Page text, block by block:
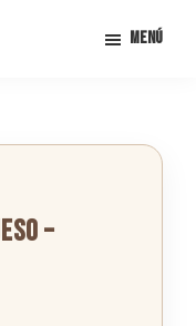
Menú
–